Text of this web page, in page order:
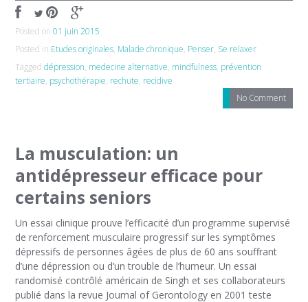
Posted on01 juin 2015
Posted in Etudes originales, Malade chronique, Penser, Se relaxer
Taggeddépression, medecine alternative, mindfulness, prévention
tertiaire, psychothérapie, rechute, recidive
No Comment
La musculation: un
antidépresseur efficace pour
certains seniors
Un essai clinique prouve l’efficacité d’un programme supervisé
de renforcement musculaire progressif sur les symptômes
dépressifs de personnes âgées de plus de 60 ans souffrant
d’une dépression ou d’un trouble de l’humeur. Un essai
randomisé contrôlé américain de Singh et ses collaborateurs
publié dans la revue Journal of Gerontology en 2001 teste